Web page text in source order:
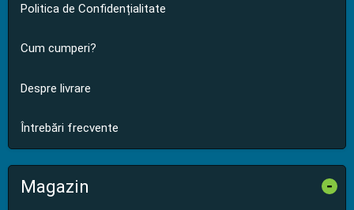
Politica de Confidențialitate
Cum cumperi?
Despre livrare
Întrebări frecvente
Magazin -